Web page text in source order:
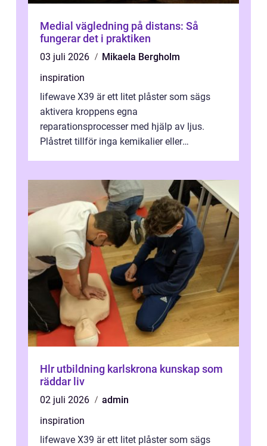
Medial vägledning på distans: Så
fungerar det i praktiken
03 juli 2026
Mikaela Bergholm
inspiration
lifewave X39 är ett litet plåster som sägs
aktivera kroppens egna
reparationsprocesser med hjälp av ljus.
Plåstret tillför inga kemikalier eller
Hlr utbildning karlskrona kunskap som
räddar liv
02 juli 2026
admin
inspiration
lifewave X39 är ett litet plåster som sägs